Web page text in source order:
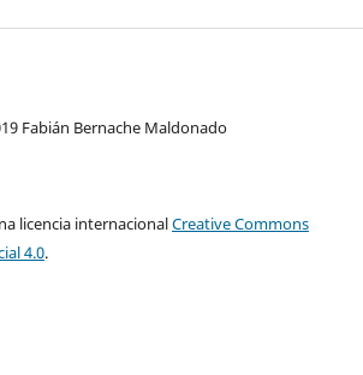
Fabián Bernache Maldonado
licencia internacionalCreative Commons
4.0.